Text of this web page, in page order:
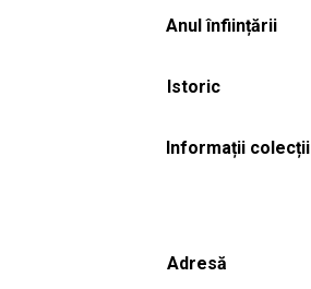
Anul înființării
Istoric
Informații colecții
Adresă